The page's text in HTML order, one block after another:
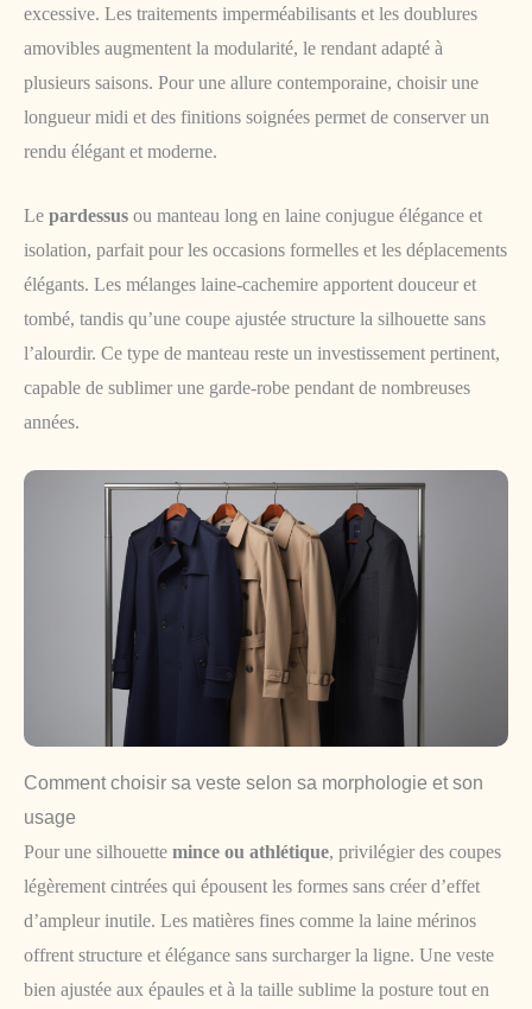
excessive. Les traitements imperméabilisants et les doublures
amovibles augmentent la modularité, le rendant adapté à
plusieurs saisons. Pour une allure contemporaine, choisir une
longueur midi et des finitions soignées permet de conserver un
rendu élégant et moderne.
Le pardessus ou manteau long en laine conjugue élégance et
isolation, parfait pour les occasions formelles et les déplacements
élégants. Les mélanges laine-cachemire apportent douceur et
tombé, tandis qu’une coupe ajustée structure la silhouette sans
l’alourdir. Ce type de manteau reste un investissement pertinent,
capable de sublimer une garde-robe pendant de nombreuses
années.
Comment choisir sa veste selon sa morphologie et son
usage
Pour une silhouette mince ou athlétique, privilégier des coupes
légèrement cintrées qui épousent les formes sans créer d’effet
d’ampleur inutile. Les matières fines comme la laine mérinos
offrent structure et élégance sans surcharger la ligne. Une veste
bien ajustée aux épaules et à la taille sublime la posture tout en